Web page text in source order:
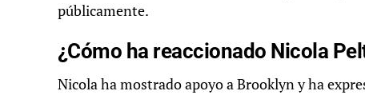
públicamente.
¿Cómo ha reaccionado Nicola
Nicola ha mostrado apoyo a Brooklyn y ha